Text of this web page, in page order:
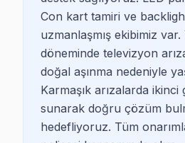
Con kart tamiri ve
uzmanlaşmış ekibimiz
döneminde televizyon
doğal aşınma nedeniyle
Karmaşık arızalarda
sunarak doğru çözüm
hedefliyoruz. Tüm